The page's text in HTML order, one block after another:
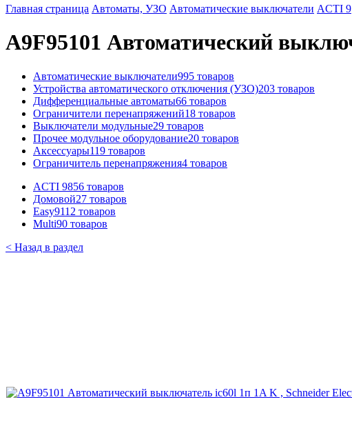
Главная страница Автоматы, УЗО Автоматические выключатели ACTI 9
A9F95101 Автоматический
Автоматические выключатели995 товаров
Устройства автоматического отключения (УЗО)203 товаров
Дифференциальные автоматы66 товаров
Ограничители перенапряжений18 товаров
Выключатели модульные29 товаров
Прочее модульное оборудование20 товаров
Аксессуары119 товаров
Ограничитель перенапряжения4 товаров
ACTI 9856 товаров
Домовой27 товаров
Easy9112 товаров
Multi90 товаров
< Назад в раздел